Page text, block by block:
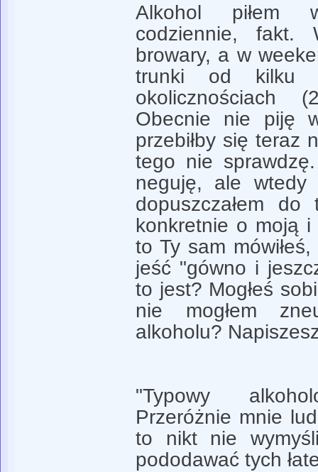
Alkohol piłem
codziennie,
browary, a w
trunki od kilku
Obecnie nie piję
przebiłby się teraz
tego nie
neguję, ale wtedy
dopuszczałem
konkretnie o moją
to Ty sam
jeść "gówno i
to jest? Mogłeś
nie mogłem
alkoholu?
"Typowy
Przeróżnie mnie
to nikt nie
pododawać tych